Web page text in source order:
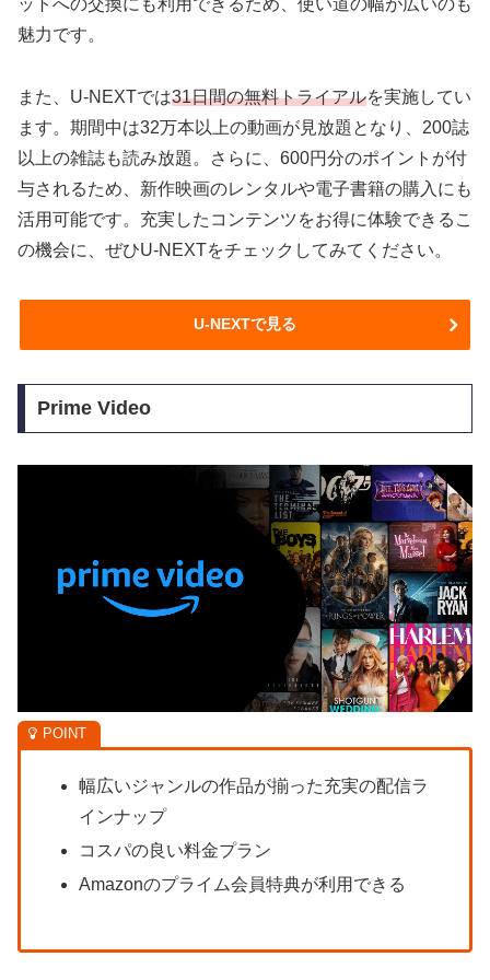
ットへの交換にも利用できるため、使い道の幅が広いのも
魅力です。
また、U-NEXTでは31日間の無料トライアルを実施してい
ます。期間中は32万本以上の動画が見放題となり、200誌
以上の雑誌も読み放題。さらに、600円分のポイントが付
与されるため、新作映画のレンタルや電子書籍の購入にも
活用可能です。充実したコンテンツをお得に体験できるこ
の機会に、ぜひU-NEXTをチェックしてみてください。
U-NEXTで見る
Prime Video
幅広いジャンルの作品が揃った充実の配信ラ
インナップ
コスパの良い料金プラン
Amazonのプライム会員特典が利用できる